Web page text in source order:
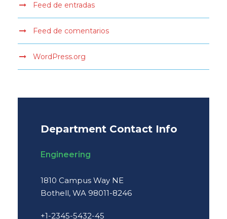
Feed de entradas
Feed de comentarios
WordPress.org
Department Contact Info
Engineering
1810 Campus Way NE
Bothell, WA 98011-8246
+1-2345-5432-45